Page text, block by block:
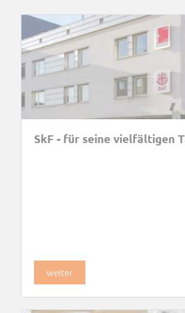
SkF - für seine vielfältigen
weiter